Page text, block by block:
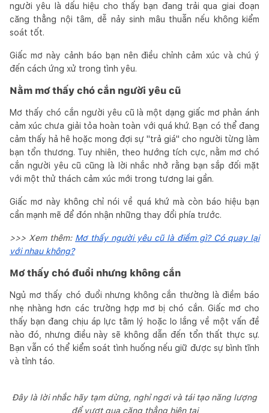
người yêu là dấu hiệu cho thấy bạn đang trải qua giai đoạn
căng thẳng nội tâm, dễ nảy sinh mâu thuẫn nếu không kiểm
soát tốt.
Giấc mơ này cảnh báo bạn nên điều chỉnh cảm xúc và chú ý
đến cách ứng xử trong tình yêu.
Nằm mơ thấy chó cắn người yêu cũ
Mơ thấy chó cắn người yêu cũ là một dạng giấc mơ phản ánh
cảm xúc chưa giải tỏa hoàn toàn với quá khứ. Bạn có thể đang
cảm thấy hả hê hoặc mong đợi sự "trả giá" cho người từng làm
bạn tổn thương. Tuy nhiên, theo hướng tích cực, nằm mơ chó
cắn người yêu cũ cũng là lời nhắc nhở rằng bạn sắp đối mặt
với một thử thách cảm xúc mới trong tương lai gần.
Giấc mơ này không chỉ nói về quá khứ mà còn báo hiệu bạn
cần mạnh mẽ để đón nhận những thay đổi phía trước.
>>> Xem thêm: Mơ thấy người yêu cũ là điềm gì? Có quay lại
với nhau không?
Mơ thấy chó đuổi nhưng không cắn
Ngủ mơ thấy chó đuổi nhưng không cắn thường là điềm báo
nhẹ nhàng hơn các trường hợp mơ bị chó cắn. Giấc mơ cho
thấy bạn đang chịu áp lực tâm lý hoặc lo lắng về một vấn đề
nào đó, nhưng điều này sẽ không dẫn đến tổn thất thực sự.
Bạn vẫn có thể kiểm soát tình huống nếu giữ được sự bình tĩnh
và tỉnh táo.
Đây là lời nhắc hãy tạm dừng, nghỉ ngơi và tái tạo năng lượng
để vượt qua căng thẳng hiện tại